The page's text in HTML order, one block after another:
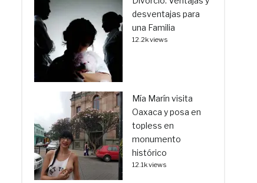
desventajas para
una Familia
12.2k views
Mía Marín visita
Oaxaca y posa en
topless en
monumento
histórico
12.1k views